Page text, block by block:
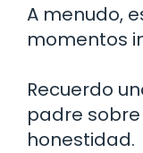
A menudo,
momentos
Recuerdo
padre
honestidad.